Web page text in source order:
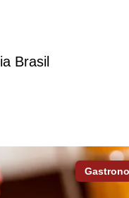
Brasil